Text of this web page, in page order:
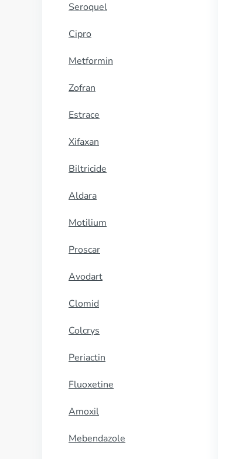
Seroquel
Cipro
Metformin
Zofran
Estrace
Xifaxan
Biltricide
Aldara
Motilium
Proscar
Avodart
Clomid
Colcrys
Periactin
Fluoxetine
Amoxil
Mebendazole